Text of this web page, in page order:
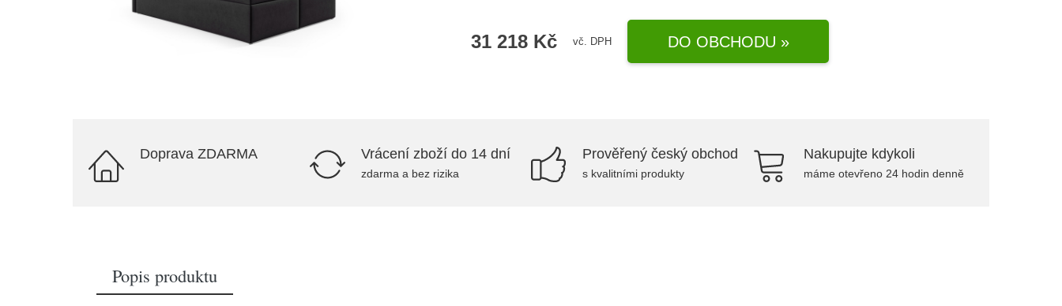
31 218 Kč vč. DPH DO OBCHODU »
Doprava ZDARMA Vrácení zboží do 14 dní
zdarma a bez rizika
Prověřený český obchod
s kvalitními produkty
Nakupujte kdykoli
máme otevřeno 24 hodin denně
Popis produktu